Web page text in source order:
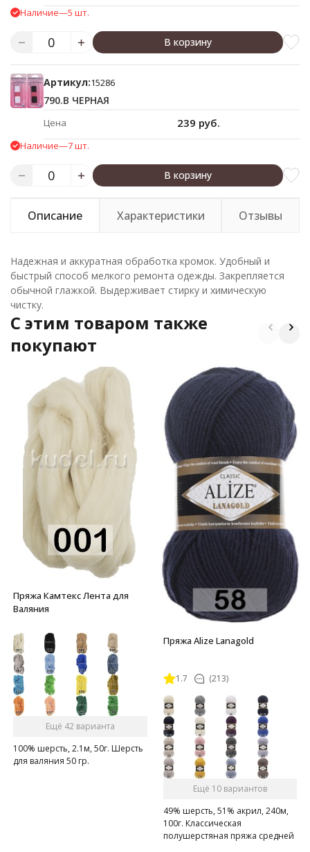
Наличие—5 шт.
В корзину
Артикул:15286
790.B ЧЕРНАЯ
Цена 239 руб.
Наличие—7 шт.
В корзину
Описание Характеристики Отзывы
Надежная и аккуратная обработка кромок. Удобный и
быстрый способ мелкого ремонта одежды. Закрепляется
обычной глажкой. Выдерживает стирку и химическую
чистку.
C этим товаром также
покупают
Пряжа Камтекс Лента для
Валяния
Ещё 42 варианта
100% шерсть, 2.1м, 50г. Шерсть
для валяния 50 гр.
Пряжа Alize Lanagold
1.7 (213)
Ещё 10 вариантов
49% шерсть, 51% акрил, 240м,
100г. Классическая
полушерстяная пряжа средней